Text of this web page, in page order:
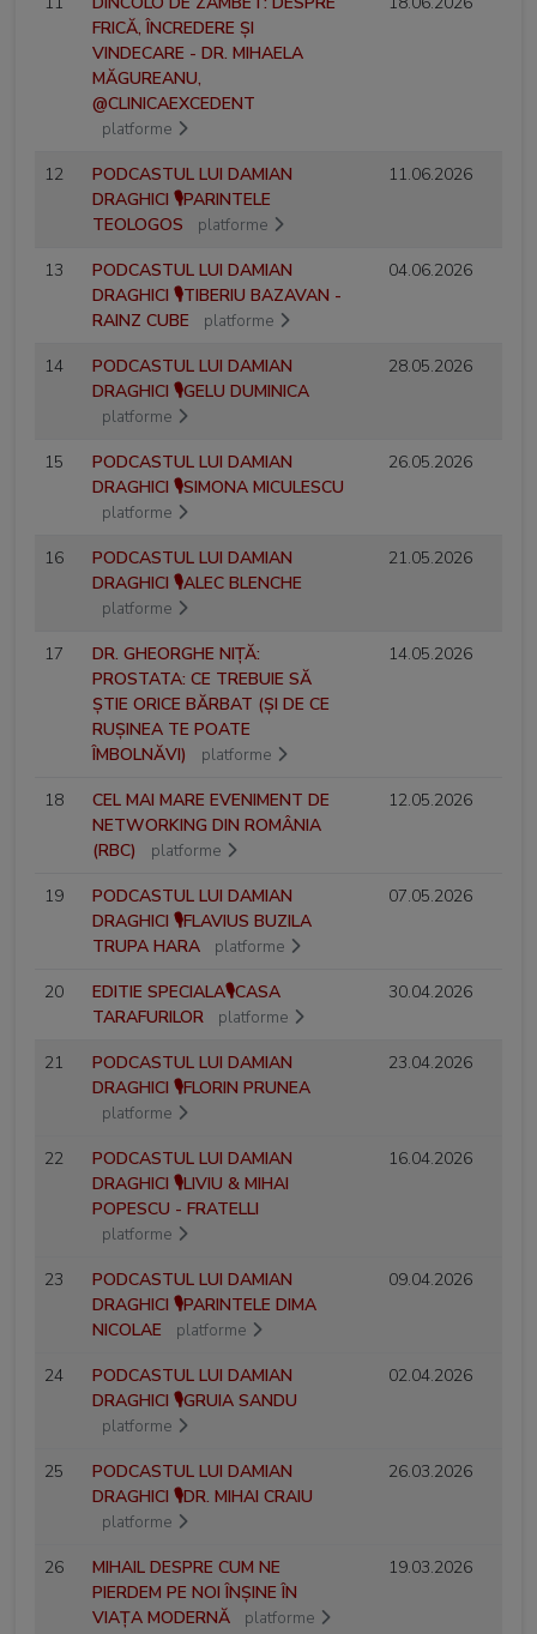
FRICĂ, ÎNCREDERE ȘI
VINDECARE - DR. MIHAELA
MĂGUREANU,
@CLINICAEXCEDENT
platforme
12
PODCASTUL LUI DAMIAN
DRAGHICI 🎙️PARINTELE
TEOLOGOS
platforme
11.06.2026
13
PODCASTUL LUI DAMIAN
DRAGHICI 🎙️TIBERIU BAZAVAN -
RAINZ CUBE
platforme
04.06.2026
14
PODCASTUL LUI DAMIAN
DRAGHICI 🎙️GELU DUMINICA
platforme
28.05.2026
15
PODCASTUL LUI DAMIAN
DRAGHICI 🎙️SIMONA MICULESCU
platforme
26.05.2026
16
PODCASTUL LUI DAMIAN
DRAGHICI 🎙️ALEC BLENCHE
platforme
21.05.2026
17
DR. GHEORGHE NIȚĂ:
PROSTATA: CE TREBUIE SĂ
ȘTIE ORICE BĂRBAT (ȘI DE CE
RUȘINEA TE POATE
ÎMBOLNĂVI)
platforme
14.05.2026
18
CEL MAI MARE EVENIMENT DE
NETWORKING DIN ROMÂNIA
(RBC)
platforme
12.05.2026
19
PODCASTUL LUI DAMIAN
DRAGHICI 🎙️FLAVIUS BUZILA
TRUPA HARA
platforme
07.05.2026
20
EDITIE SPECIALA🎙️CASA
TARAFURILOR
platforme
30.04.2026
21
PODCASTUL LUI DAMIAN
DRAGHICI 🎙️FLORIN PRUNEA
platforme
23.04.2026
22
PODCASTUL LUI DAMIAN
DRAGHICI 🎙️LIVIU & MIHAI
POPESCU - FRATELLI
platforme
16.04.2026
23
PODCASTUL LUI DAMIAN
DRAGHICI 🎙️PARINTELE DIMA
NICOLAE
platforme
09.04.2026
24
PODCASTUL LUI DAMIAN
DRAGHICI 🎙️GRUIA SANDU
platforme
02.04.2026
25
PODCASTUL LUI DAMIAN
DRAGHICI 🎙️DR. MIHAI CRAIU
platforme
26.03.2026
26
MIHAIL DESPRE CUM NE
PIERDEM PE NOI ÎNȘINE ÎN
VIAȚA MODERNĂ
platforme
19.03.2026